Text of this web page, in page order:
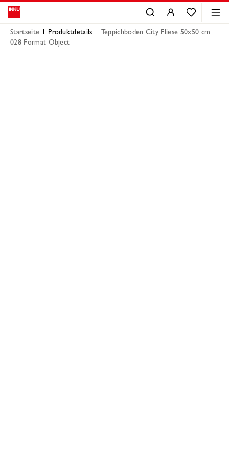
Startseite Produktdetails
Teppichboden City Fliese 50x50 cm
028 Format Object